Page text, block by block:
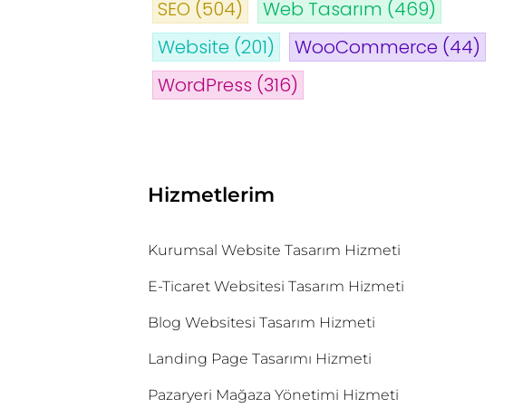
SEO (504) Web Tasarım (469)
Website (201) WooCommerce (44)
WordPress (316)
Hizmetlerim
Kurumsal Website Tasarım Hizmeti
E-Ticaret Websitesi Tasarım Hizmeti
Blog Websitesi Tasarım Hizmeti
Landing Page Tasarımı Hizmeti
Pazaryeri Mağaza Yönetimi Hizmeti